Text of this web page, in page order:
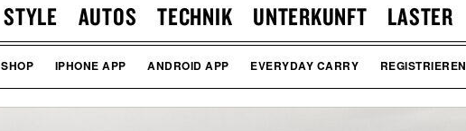
STYLE AUTOS TECHNIK UNTERKUNFT LASTER
SHOP IPHONE APP ANDROID APP EVERYDAY CARRY REGISTRIEREN